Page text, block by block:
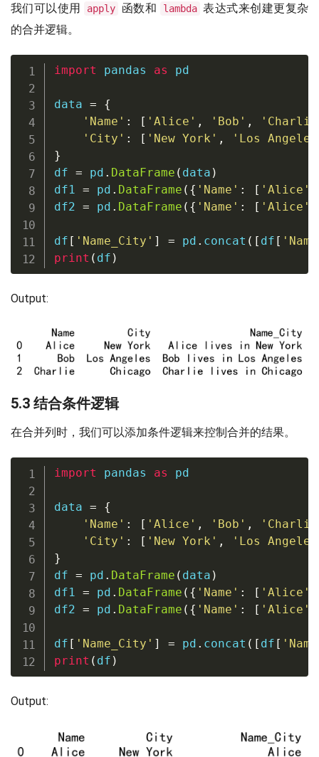
我们可以使用 apply 函数和 lambda 表达式来创建更复杂
的合并逻辑。
import pandas as pd
data =
{
'Name' : [ 'Alice' , 'Bob' ,
'City' : [ 'New York' ,
'Los
}
df = pd . DataFrame ( data )
df1 = pd . DataFrame ( { 'Name' : [ 'Alice'
df2 = pd . DataFrame ( { 'Name' : [ 'Alice'
df [ 'Name_City' ] = pd . concat ( [ df [
print ( df )
Output:
5.3 结合条件逻辑
在合并列时，我们可以添加条件逻辑来控制合并的结果。
import pandas as pd
data =
{
'Name' : [ 'Alice' , 'Bob' ,
'City' : [ 'New York' ,
'Los
}
df = pd . DataFrame ( data )
df1 = pd . DataFrame ( { 'Name' : [ 'Alice'
df2 = pd . DataFrame ( { 'Name' : [ 'Alice'
df [ 'Name_City' ] = pd . concat ( [ df [
print ( df )
Output: